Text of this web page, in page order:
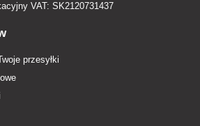
VAT: SK2120731437
przesyłki